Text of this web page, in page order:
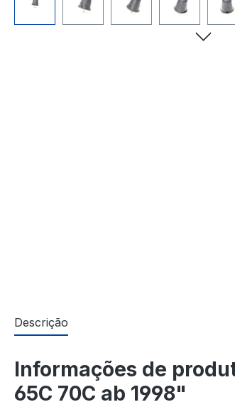
Descrição
Informações de
65C 70C ab 1998"